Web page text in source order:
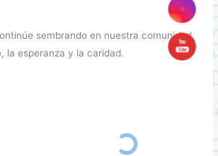
sembrando en nuestra comunidad
la esperanza y la caridad.